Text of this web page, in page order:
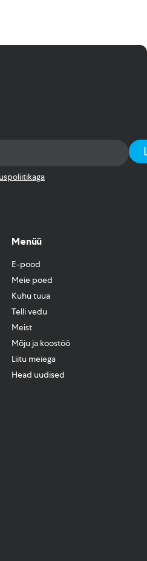
Menüü
E-pood
Meie poed
Kuhu tuua
Telli vedu
Meist
Mõju ja koostöö
Liitu meiega
Head uudised